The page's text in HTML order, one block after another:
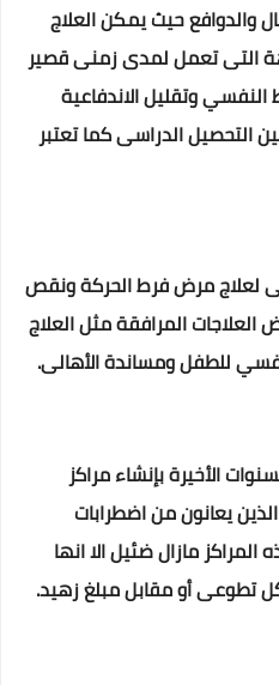
والدوافع حيث يمكن العلاج
التى تعمل لمدى زمنى قصير
وتقليل الاندفاعية
التحصيل الدراسى كما تعتبر
لعلاج مرض فرط الحركة ونقص
العلاجات المرافقة مثل العلاج
للطفل ومساندة الأهالى.
الأخيرة بإنشاء مراكز
يعانون من اضطرابات
المراكز مازال ضئيل الا انها
تطوعى أو مقابل مبلغ زهيد.